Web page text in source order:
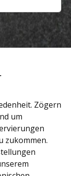
Zögern
um
zukommen.